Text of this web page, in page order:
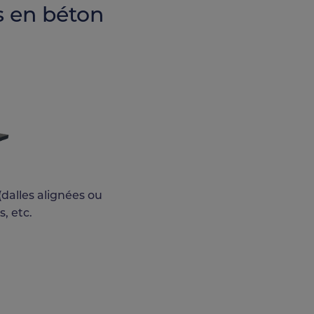
en béton
alignées ou
etc.